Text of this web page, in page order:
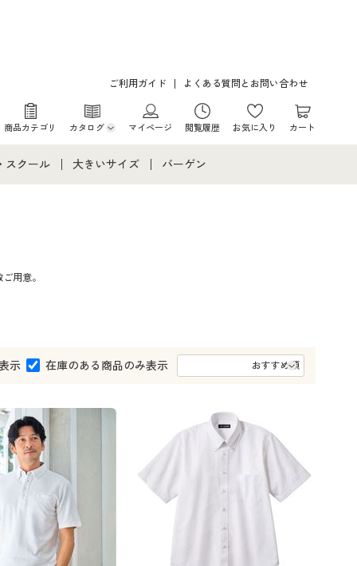
ご利用ガイド よくある質問とお問い合わせ
商品カテゴリ カタログ
カタログ・チラシからのご注文
マイページ 閲覧履歴 お気に入り カート
スクール
ア・ティーンズ下着
大きいサイズ
大きいサイズ 事務・制服
バーゲン
用意。
示 在庫のある商品のみ表示